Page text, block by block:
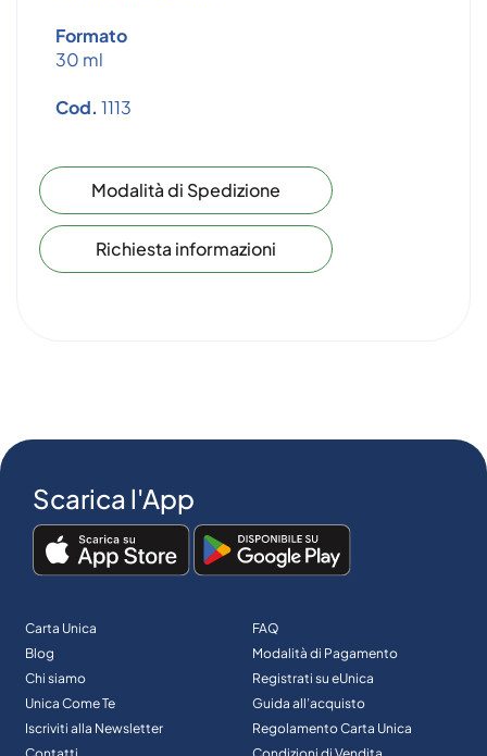
Formato
30 ml
Cod. 1113
Modalità di Spedizione
Richiesta informazioni
Scarica l'App
Carta Unica
Blog
Chi siamo
Unica Come Te
Iscriviti alla Newsletter
FAQ
Modalità di Pagamento
Registrati su eUnica
Guida all’acquisto
Regolamento Carta Unica